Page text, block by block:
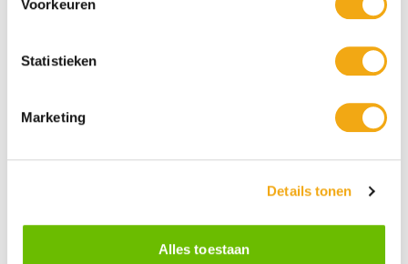
Voorkeuren
Statistieken
Marketing
Details tonen
Alles toestaan
Persoonlijke klantenservice
Stijlvolle kunstobjecten voor elke smaak, interieur en/of tuin.